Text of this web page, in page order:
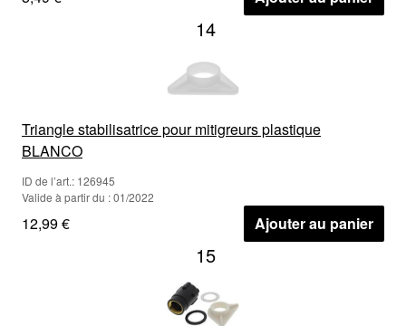
14
Triangle stabilisatrice pour mitigreurs plastique
BLANCO
ID de l’art.: 126945
Valide à partir du : 01/2022
12,99 € Ajouter au panier
15